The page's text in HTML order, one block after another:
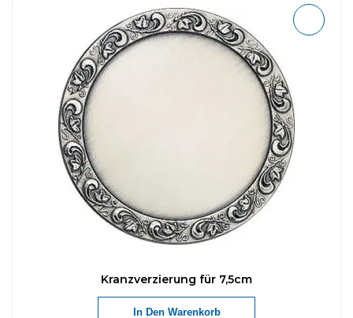
Kranzverzierung für 7,5cm
In Den Warenkorb